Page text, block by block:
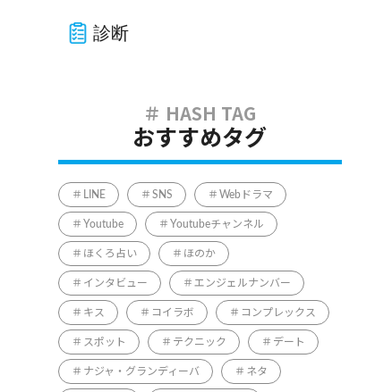
診断
おすすめタグ
LINE SNS Webドラマ
Youtube Youtubeチャンネル
ほくろ占い ほのか
インタビュー エンジェルナンバー
キス コイラボ コンプレックス
スポット テクニック デート
ナジャ・グランディーバ ネタ